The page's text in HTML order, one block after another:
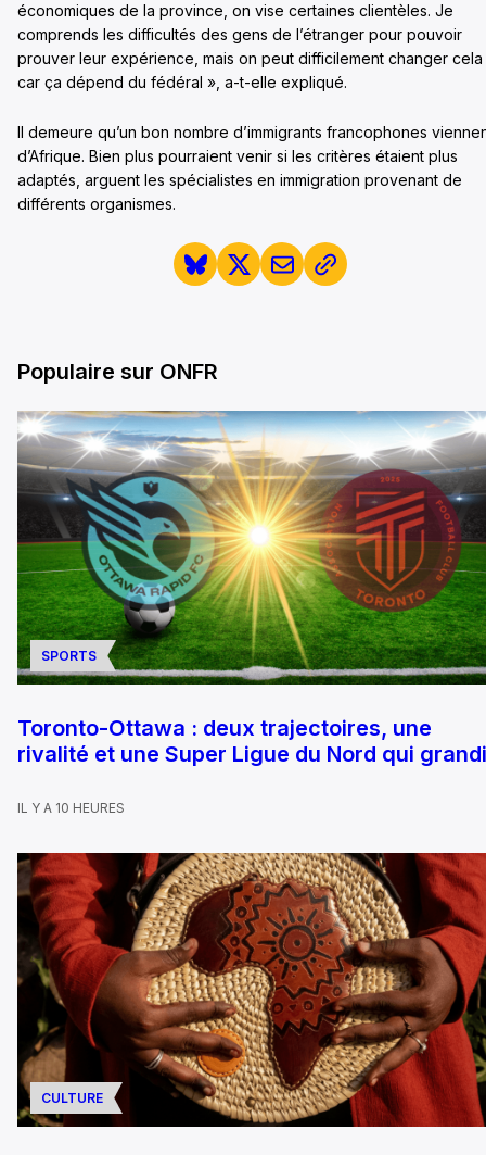
économiques de la province, on vise certaines clientèles. Je
comprends les difficultés des gens de l’étranger pour pouvoir
prouver leur expérience, mais on peut difficilement changer cela
car ça dépend du fédéral », a-t-elle expliqué.
Il demeure qu’un bon nombre d’immigrants francophones
d’Afrique. Bien plus pourraient venir si les critères étaient plus
adaptés, arguent les spécialistes en immigration provenant de
différents organismes.
Populaire sur ONFR
SPORTS
Toronto-Ottawa : deux trajectoires, une
rivalité et une Super Ligue du Nord qui
IL Y A 10 HEURES
CULTURE